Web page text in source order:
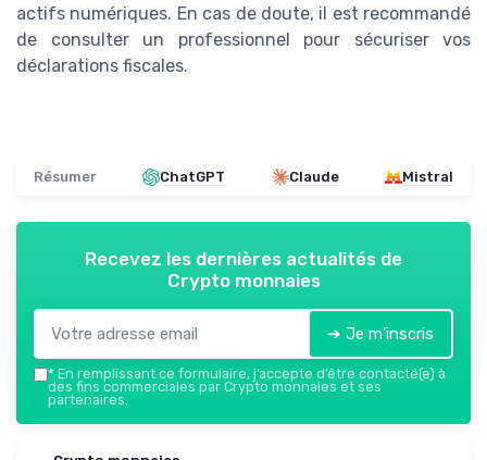
actifs numériques. En cas de doute, il est recommandé
de consulter un professionnel pour sécuriser vos
déclarations fiscales.
Résumer ChatGPT Claude Mistral
Recevez les dernières actualités de
Crypto monnaies
➔ Je m'inscris
* En remplissant ce formulaire, j’accepte d’être contacté(e) à
des fins commerciales par Crypto monnaies et ses
partenaires.